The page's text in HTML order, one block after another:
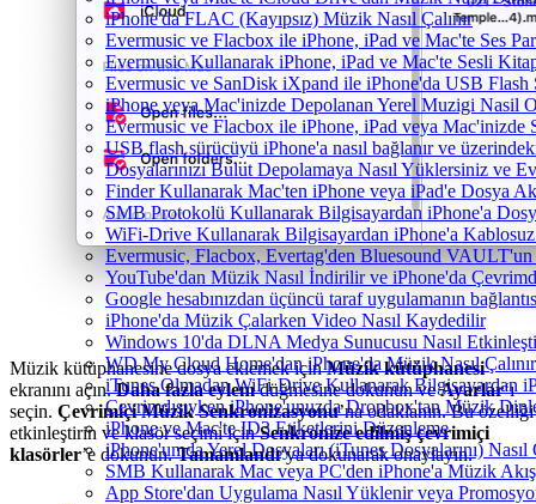
iPhone'da FLAC (Kayıpsız) Müzik Nasıl Çalınır
Evermusic ve Flacbox ile iPhone, iPad ve Mac'te Ses
Evermusic Kullanarak iPhone, iPad ve Mac'te Sesli
Evermusic ve SanDisk iXpand ile iPhone'da USB Flash
iPhone veya Mac'inizde Depolanan Yerel Muzigi Nasil
Evermusic ve Flacbox ile iPhone, iPad veya Mac'inizde
USB flash sürücüyü iPhone'a nasıl bağlanır ve
Dosyalarınızı Bulut Depolamaya Nasıl Yüklersiniz ve
Finder Kullanarak Mac'ten iPhone veya iPad'e Dosya
SMB Protokolü Kullanarak Bilgisayardan iPhone'a
WiFi-Drive Kullanarak Bilgisayardan iPhone'a Kablosuz
Evermusic, Flacbox, Evertag'den Bluesound VAULT'un
YouTube'dan Müzik Nasıl İndirilir ve iPhone'da
Google hesabınızdan üçüncü taraf uygulamanın
iPhone'da Müzik Çalarken Video Nasıl Kaydedilir
Windows 10'da DLNA Medya Sunucusu Nasıl
WD My Cloud Home'dan iPhone'da Müzik Nasıl Çalınır
iTunes Olmadan WiFi-Drive Kullanarak Bilgisayardan
Çevrimdışıyken iPhone'unuzda Dropbox'tan Müzik
iPhone ve Mac'te ID3 Etiketlerini Düzenleme
iPhone'umda Yerel Dosyaları (iTunes Dosyalarını) Nasıl
SMB Kullanarak Mac veya PC'den iPhone'a Müzik
App Store'dan Uygulama Nasıl Yüklenir veya
Müzik kütüphanesine dosya eklemek içinMüzik kütüphanesi
ekranını açın.Daha fazla eylemdüğmesine dokunun veAyarlar‘ı
seçin. Çevrimiçi Müzik Senkronizasyonu’na odaklanın. Bu özelliği
etkinleştirin ve klasör seçimi içinSenkronize edilmiş çevrimiçi
klasörler’e dokunun.Tamamlandı‘ya dokunarak onaylayın.